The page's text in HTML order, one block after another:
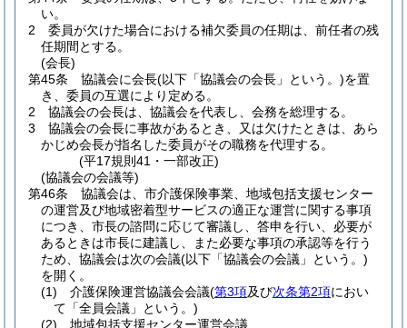
い。
2
委員が欠けた場合における補欠委員の任期は、前任者の残
任期間とする。
(会長)
第45条
協議会に会長(以下「協議会の会長」という。)を置
き、委員の互選により定める。
2
協議会の会長は、協議会を代表し、会務を総理する。
3
協議会の会長に事故があるとき、又は欠けたときは、あら
かじめ会長が指名した委員がその職務を代理する。
(平17規則41・一部改正)
(協議会の会議等)
第46条
協議会は、市介護保険事業、地域包括支援センター
の運営及び地域密着型サービスの適正な運営に関する事項
につき、市長の諮問に応じて審議し、答申を行い、必要が
あるときは市長に建議し、また必要な事項の承認等を行う
ため、協議会は次の会議(以下「協議会の会議」という。)
を開く。
(1)
介護保険運営協議会会議(第3項及び次条第2項におい
て「全員会議」という。)
(2)
地域包括支援センター運営会議